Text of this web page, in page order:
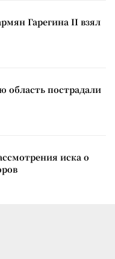
Гарегина II взял
область пострадали
иска о